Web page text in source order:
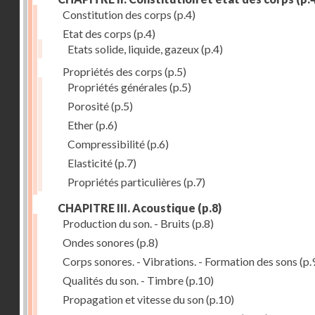
Constitution des corps (p.4)
Etat des corps (p.4)
Etats solide, liquide, gazeux(p.4)
Propriétés des corps (p.5)
Propriétés générales (p.5)
Porosité(p.5)
Ether(p.6)
Compressibilité(p.6)
Elasticité(p.7)
Propriétés particulières (p.7)
CHAPITRE III. Acoustique (p.8)
Production du son. - Bruits (p.8)
Ondes sonores (p.8)
Corps sonores. - Vibrations. - Formation des sons
Qualités du son. - Timbre(p.10)
Propagation et vitesse du son(p.10)